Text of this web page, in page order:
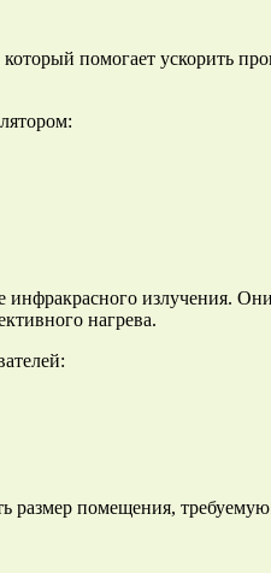
помогает ускорить
излучения.
нагрева.
размер помещения,